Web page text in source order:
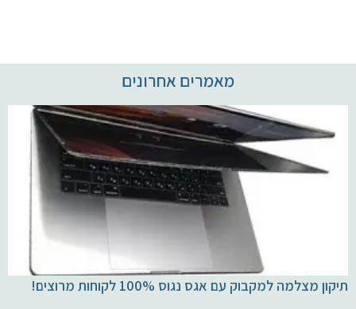
מאמרים אחרונים
תיקון מצלמה למקבוק עם אגס נגוס 100% לקוחות מרוצים!